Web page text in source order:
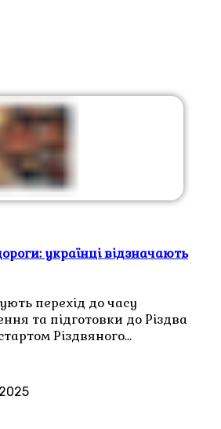
українці відзначають
перехід до часу
та підготовки до Різдва
Різдвяного…